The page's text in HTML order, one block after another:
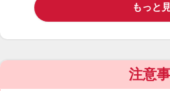
もっと
注意